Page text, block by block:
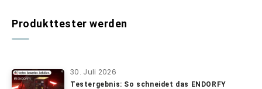
Produkttester werden
30. Juli 2026
Testergebnis: So schneidet das ENDORFY